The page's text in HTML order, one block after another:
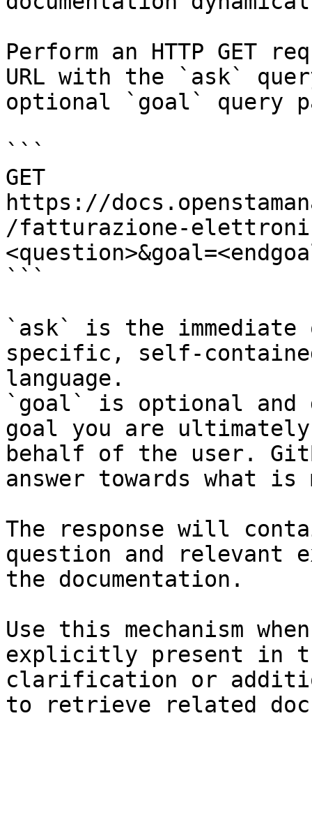
Perform an HTTP GET
URL with the `ask`
optional `goal` query
```
GET
https://
/fatturazione-
```
`ask` is the
specific, self-
language.
`goal` is optional and
goal you are
behalf of the user.
answer towards what
The response will
question and relevant
the documentation.
Use this mechanism
explicitly present in
clarification or